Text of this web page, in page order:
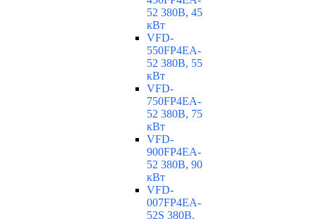
52 380В, 45
кВт
VFD-
550FP4EA-
52 380В, 55
кВт
VFD-
750FP4EA-
52 380В, 75
кВт
VFD-
900FP4EA-
52 380В, 90
кВт
VFD-
007FP4EA-
52S 380В,